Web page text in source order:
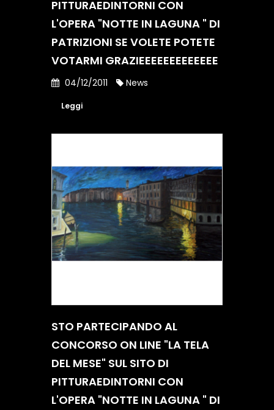
PITTURAEDINTORNI CON
L'OPERA "NOTTE IN LAGUNA " DI
PATRIZIONI SE VOLETE POTETE
VOTARMI GRAZIEEEEEEEEEEEEE
04/12/2011 News
Leggi
STO PARTECIPANDO AL
CONCORSO ON LINE "LA TELA
DEL MESE" SUL SITO DI
PITTURAEDINTORNI CON
L'OPERA "NOTTE IN LAGUNA " DI